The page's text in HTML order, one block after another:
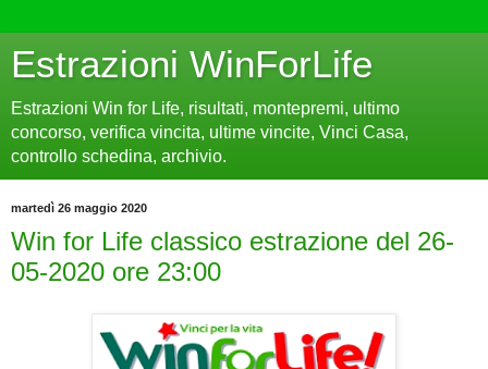
Estrazioni WinForLife
Estrazioni Win for Life, risultati, montepremi, ultimo
concorso, verifica vincita, ultime vincite, Vinci Casa,
controllo schedina, archivio.
martedì 26 maggio 2020
Win for Life classico estrazione del 26-
05-2020 ore 23:00